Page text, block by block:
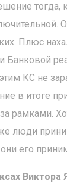
тогда,
Плюс
Банковой
КС не
в итоге
рамками.
люди
его
Виктора